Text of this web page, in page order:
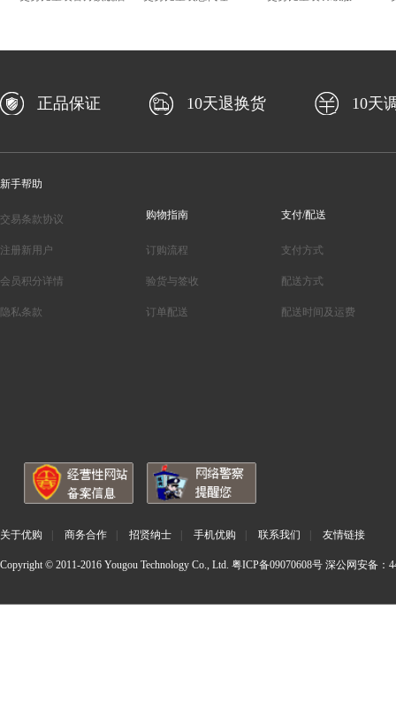
正品保证 10天退换货 10天
新手帮助
交易条款协议
注册新用户
会员积分详情
隐私条款
购物指南
订购流程
验货与签收
订单配送
支付/配送
支付方式
配送方式
配送时间及运费
关于优购 商务合作 招贤纳士 手机优购 联系我们 友情链接
Copyright © 2011-2016 Yougou Technology Co., Ltd. 粤ICP备09070608号 深公网安备：